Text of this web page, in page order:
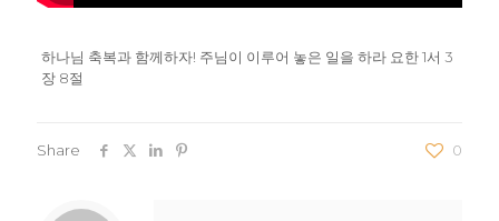
하나님 축복과 함께하자! 주님이 이루어 놓은 일을 하라 요한 1서 3
장 8절
Share 0